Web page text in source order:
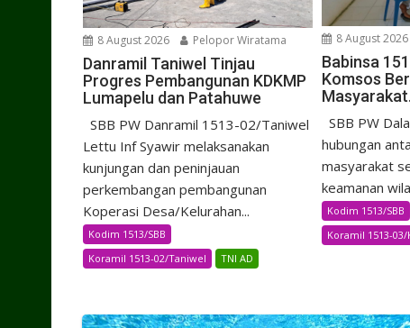
8 August 2026 Pelopor Wiratama
Danramil Taniwel Tinjau
Progres Pembangunan KDKMP
Lumapelu dan Patahuwe
SBB PW Danramil 1513-02/Taniwel
Lettu Inf Syawir melaksanakan
kunjungan dan peninjauan
perkembangan pembangunan
Koperasi Desa/Kelurahan...
Kodim 1513/SBB
Koramil 1513-02/Taniwel
TNI AD
8 August 2026
Babinsa
Komsos
Masyarakat.
SBB PW
hubungan
masyarakat
keamanan
Kodim 1513/SBB
Koramil 1513-